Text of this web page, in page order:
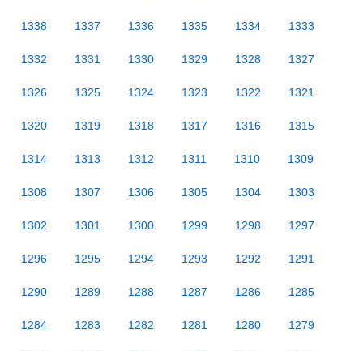
1338 1337 1336 1335 1334 1333
1332 1331 1330 1329 1328 1327
1326 1325 1324 1323 1322 1321
1320 1319 1318 1317 1316 1315
1314 1313 1312 1311 1310 1309
1308 1307 1306 1305 1304 1303
1302 1301 1300 1299 1298 1297
1296 1295 1294 1293 1292 1291
1290 1289 1288 1287 1286 1285
1284 1283 1282 1281 1280 1279